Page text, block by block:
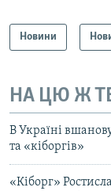
Новини
НА ЦЮ Ж
В Україні
та «кіборгів»
«Кіборг»